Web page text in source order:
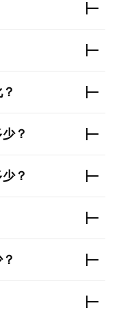
？
？